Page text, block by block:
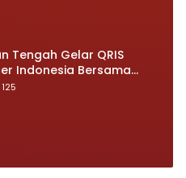
Tengah Gelar QRIS
Indonesia Bersama
125